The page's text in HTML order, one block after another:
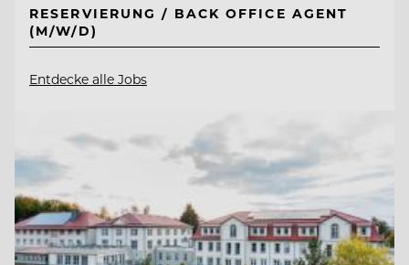
RESERVIERUNG / BACK OFFICE AGENT
(M/W/D)
Entdecke alle Jobs